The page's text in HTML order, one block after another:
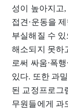
성이 높아지고
접견⋅운동을
부실해질 수
해소되지 못하
로써 싸움⋅폭
있다. 또한 과
된 교정프로그
무원들에게 과